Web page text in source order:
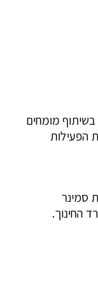
בשיתוף מומחים
הפעילות
סמינר
החינוך.